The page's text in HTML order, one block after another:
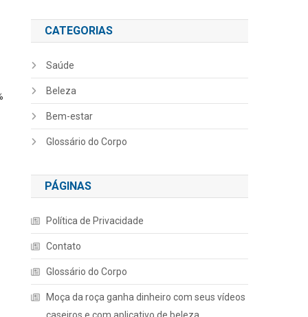
CATEGORIAS
Saúde
Beleza
Bem-estar
Glossário do Corpo
PÁGINAS
Política de Privacidade
Contato
Glossário do Corpo
Moça da roça ganha dinheiro com seus vídeos